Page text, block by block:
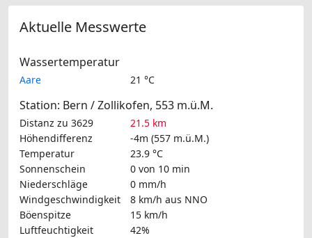
Aktuelle Messwerte
Wassertemperatur
Aare 21 °C
Station: Bern / Zollikofen, 553 m.ü.M.
Distanz zu 3629
21.5 km
Höhendifferenz
-4m (557 m.ü.M.)
Temperatur
23.9 °C
Sonnenschein
0 von 10 min
Niederschläge
0 mm/h
Windgeschwindigkeit
8 km/h aus NNO
Böenspitze
15 km/h
Luftfeuchtigkeit
42%